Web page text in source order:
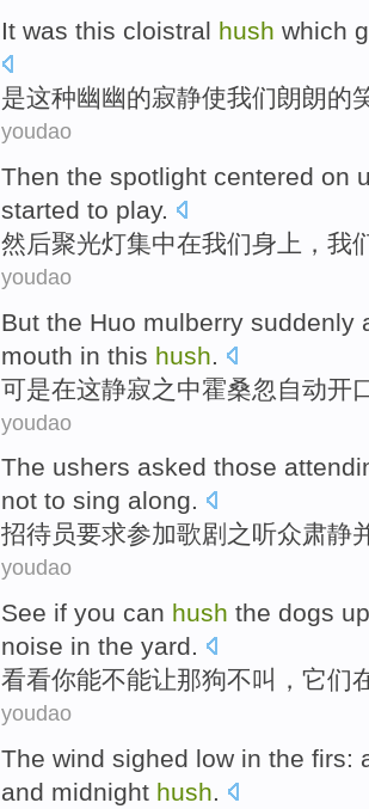
It was this cloistral hush which
是这种幽幽的寂静使我们朗朗的
youdao
Then the spotlight centered on
started to play.
然后聚光灯集中在我们身上， 我
youdao
But the Huo mulberry suddenly
mouth in this hush
可是在这静寂之中霍桑忽 自动开
youdao
The ushers asked those
not to sing along.
招待员要求参加歌剧 之听众肃静
youdao
See if you can hush the dogs
noise in the yard.
看看你能不能让那狗不叫， 它们
youdao
The wind sighed low in the firs:
and midnight hush.